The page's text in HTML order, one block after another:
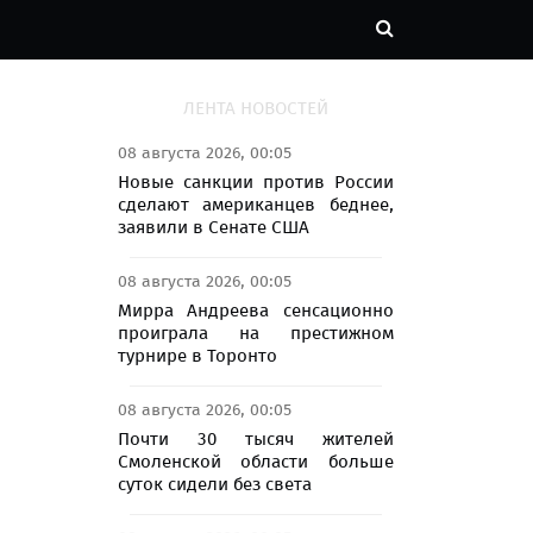
ЛЕНТА НОВОСТЕЙ
08 августа 2026, 00:05
Новые санкции против России
сделают американцев беднее,
заявили в Сенате США
08 августа 2026, 00:05
Мирра Андреева сенсационно
проиграла на престижном
турнире в Торонто
08 августа 2026, 00:05
Почти 30 тысяч жителей
Смоленской области больше
суток сидели без света